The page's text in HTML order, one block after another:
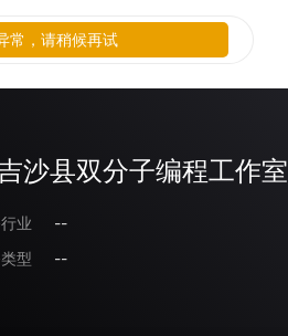
沙县双分子编程工作室
业
--
型
--
常，请稍候再试